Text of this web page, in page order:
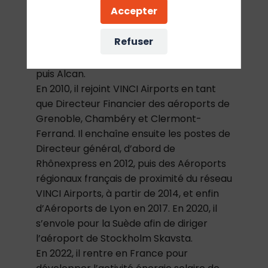
groupe VINCI au sein du pôle international
direction de l’Audit Interne, après 6
puis Alcan.
En 2010, il rejoint VINCI Airports en tant
que Directeur Financier des aéroports de
Grenoble, Chambéry et Clermont-
Ferrand. Il enchaîne ensuite les postes de
Directeur général, d’abord de
Rhônexpress en 2012, puis des Aéroports
régionaux français de proximité du réseau
VINCI Airports, à partir de 2014, et enfin
d’Aéroports de Lyon en 2017. En 2020, il
s’envole pour la Suède afin de diriger
l’aéroport de Stockholm Skavsta.
En 2022, il rentre en France pour
Accepter
Refuser